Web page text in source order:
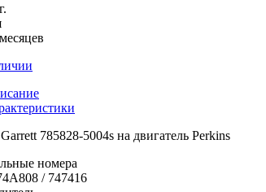
785828-5004s на двигатель Perkins
номера
/ 747416